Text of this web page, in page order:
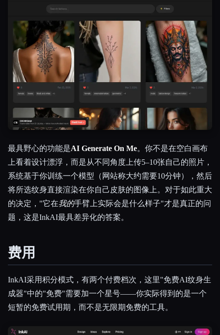
最具野心的功能是AI Generate On Me。你不是在空白画布
上看着设计漂浮，而是从不同角度上传5–10张自己的照片，
系统基于你训练一个模型（网站称大约需要10分钟），然后
将所选纹身直接渲染在你自己皮肤的图像上。对于如此重大
的决定，"它在我的手臂上实际会是什么样子"才是真正的问
题，这是InkAI最具差异化的答案。
费用
InkAI采用积分模式，有两个付费档次，这里"免费AI纹身生
成器"中的"免费"需要加一个星号——你实际得到的是一个
短暂的免费试用期，而不是无限期免费的工具。